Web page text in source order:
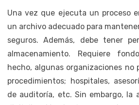
Una vez que ejecuta un proceso
un archivo adecuado para
seguros. Además, debe tener
almacenamiento. Requiere
hecho, algunas organizaciones no
procedimientos; hospitales,
de auditoría, etc. Sin embargo, la